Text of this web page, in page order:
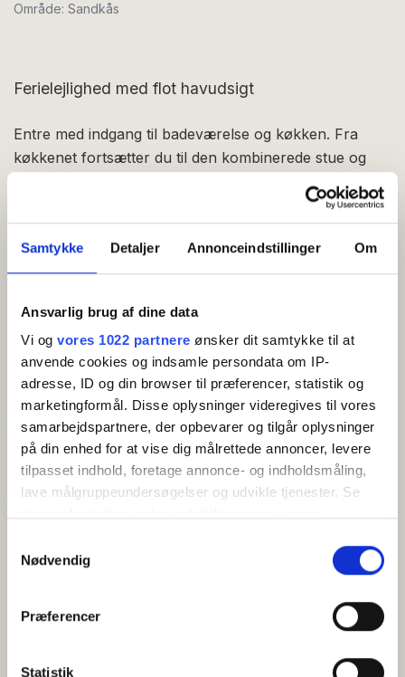
Samtykke Detaljer Annonceindstillinger Om
Ansvarlig brug af dine data
Vi og vores 1022 partnere ønsker dit samtykke til at
anvende cookies og indsamle persondata om IP-
adresse, ID og din browser til præferencer, statistik og
marketingformål. Disse oplysninger videregives til vores
samarbejdspartnere, der opbevarer og tilgår oplysninger
på din enhed for at vise dig målrettede annoncer, levere
tilpasset indhold, foretage annonce- og indholdsmåling,
lave målgruppeundersøgelser og udvikle tjenester. Se
tilbage eller ændre indstillinger fra vores
"Cookiedeklaration", eller ved at trykke på "Privacy
Indsamle præcise oplysninger om din placering,
Nødvendig
Præferencer
Statistik
Område: Sandkås
Ferielejlighed med flot havudsigt
Entre med indgang til badeværelse og køkken. Fra
køkkenet fortsætter du til den kombinerede stue og
soveværelse med dobbeltseng. I stuen er der
spiseplads til to personer, to sofastole, sofabord samt
tv, ligesom du har adgang til terrasse med havemøbler,
solvogn og egen grill. Køkkenet er veludstyret med
blandt andet komfur, køleskab, frostboks,
flot havudsigt.
FACILITETER
Generelt
Senge i alt: 2
Opvaskemaskine